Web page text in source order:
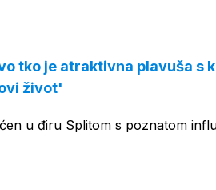
tko je atraktivna plavuša s
život'
u điru Splitom s poznatom